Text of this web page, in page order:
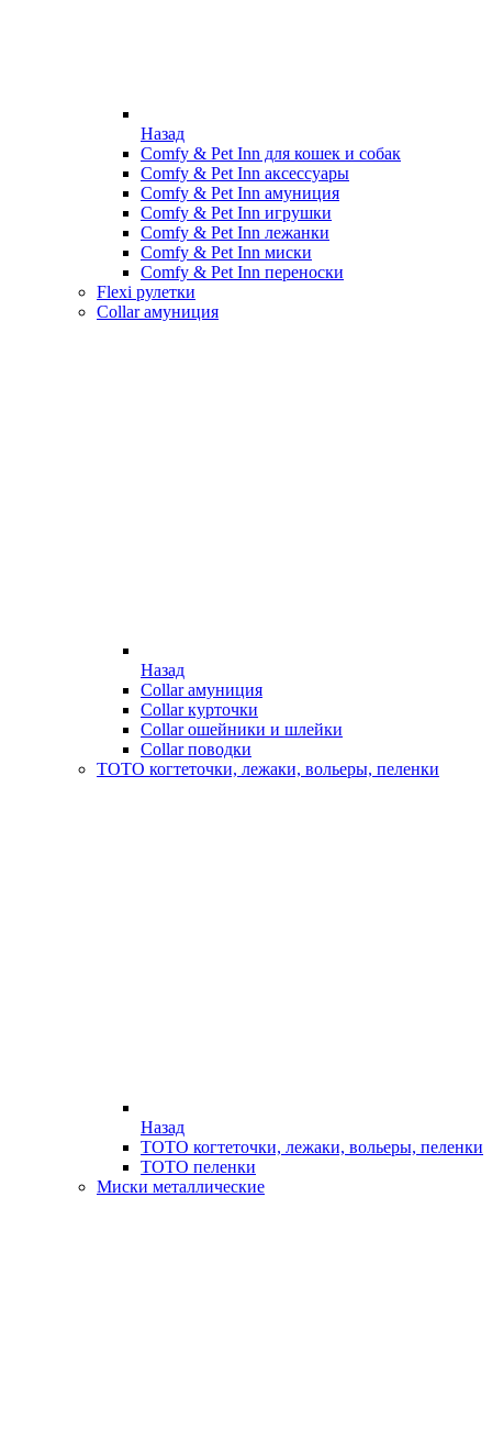
Назад
Comfy & Pet Inn для кошек и собак
Comfy & Pet Inn аксессуары
Comfy & Pet Inn амуниция
Comfy & Pet Inn игрушки
Comfy & Pet Inn лежанки
Comfy & Pet Inn миски
Comfy & Pet Inn переноски
Flexi рулетки
Collar амуниция
Назад
Collar амуниция
Collar курточки
Collar ошейники и шлейки
Collar поводки
ТОТО когтеточки, лежаки, вольеры, пеленки
Назад
ТОТО когтеточки, лежаки, вольеры, пеленки
ТОТО пеленки
Миски металлические